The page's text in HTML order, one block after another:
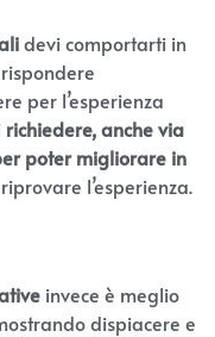
devi comportarti in
per l’esperienza
richiedere, anche via
poter migliorare in
l’esperienza.
invece è meglio
dispiacere e